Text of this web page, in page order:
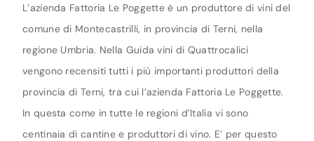
L’azienda Fattoria Le Poggette è un produttore di vini del
comune di Montecastrilli, in provincia di Terni, nella
regione Umbria. Nella Guida vini di Quattrocalici
vengono recensiti tutti i più importanti produttori della
provincia di Terni, tra cui l’azienda Fattoria Le Poggette.
In questa come in tutte le regioni d’Italia vi sono
centinaia di cantine e produttori di vino. E’ per questo